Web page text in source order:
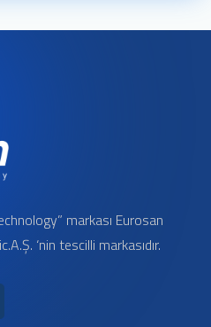
markası Eurosan
‘nin tescilli markasıdır.